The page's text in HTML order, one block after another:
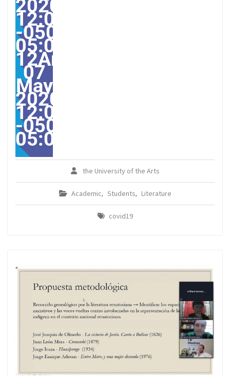
2020
12:07:51
-0500-
05:00-
12America/
07
May
2020
12:07:51
-0500-
05:00America/
the University of the Arts
Academic, Students, Literature
covid19